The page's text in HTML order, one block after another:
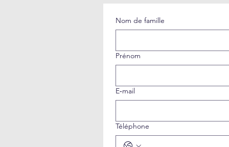
Nom de famille
Prénom
E‑mail
Téléphone